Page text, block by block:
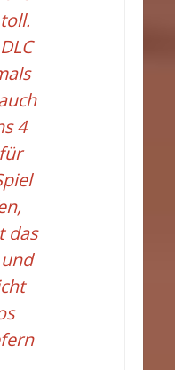
4
das